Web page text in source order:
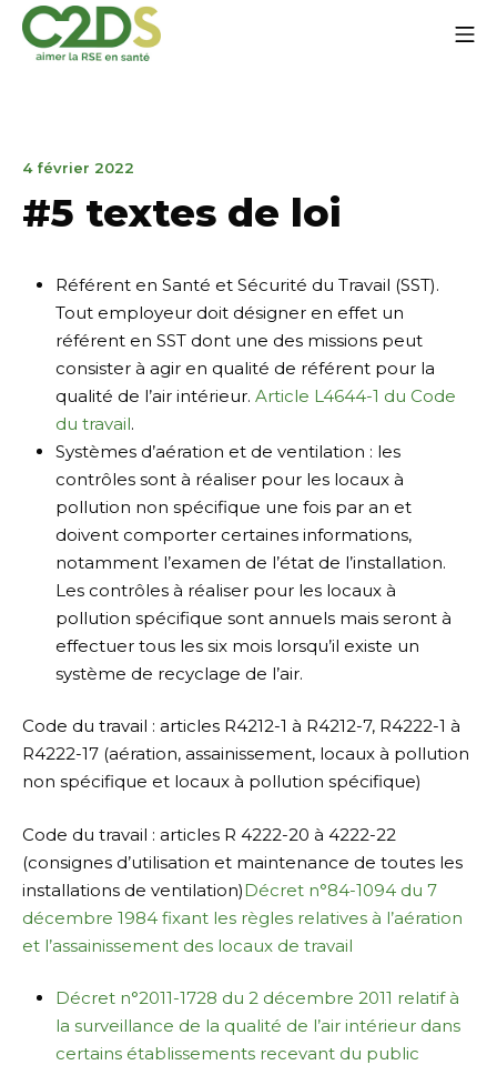
Aller
contenu
4 février 2022
2022
#5 textes de loi
Référent en Santé et Sécurité du Travail (SST).
Tout employeur doit désigner en effet un
référent en SST dont une des missions peut
consister à agir en qualité de référent pour la
qualité de l’air intérieur. Article L4644-1 du Code
du travail.
Systèmes d’aération et de ventilation : les
contrôles sont à réaliser pour les locaux à
pollution non spécifique une fois par an et
doivent comporter certaines informations,
notamment l’examen de l’état de l’installation.
Les contrôles à réaliser pour les locaux à
pollution spécifique sont annuels mais seront à
effectuer tous les six mois lorsqu’il existe un
système de recyclage de l’air.
Code du travail : articles R4212-1 à R4212-7, R4222-1 à
R4222-17 (aération, assainissement, locaux à pollution
non spécifique et locaux à pollution spécifique)
Code du travail : articles R 4222-20 à 4222-22
(consignes d’utilisation et maintenance de toutes les
installations de ventilation)Décret n°84-1094 du 7
décembre 1984 fixant les règles relatives à l’aération
et l’assainissement des locaux de travail
Décret n°2011-1728 du 2 décembre 2011 relatif à
la surveillance de la qualité de l’air intérieur dans
certains établissements recevant du public